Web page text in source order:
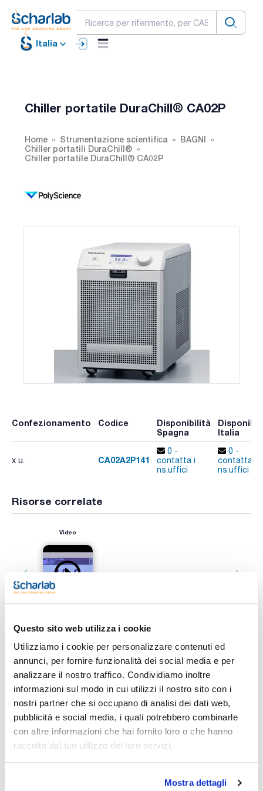
Questo sito web utilizza i cookie
Utilizziamo i cookie per personalizzare contenuti ed
annunci, per fornire funzionalità dei social media e per
analizzare il nostro traffico. Condividiamo inoltre
informazioni sul modo in cui utilizzi il nostro sito con i
nostri partner che si occupano di analisi dei dati web,
pubblicità e social media, i quali potrebbero combinarle
con altre informazioni che hai fornito loro o che hanno
raccolto dal tuo utilizzo dei loro servizi.
Mostra dettagli
Italia
Chiller portatile DuraChill® CA02P
Home Strumentazione scientifica
BAGNI
Chiller portatili DuraChill®
Chiller portatile DuraChill® CA02P
Confezionamento Codice
Disponibilità
Spagna
Italia
x u. CA02A2P141
0 -
contatta i
ns.uffici
0 -
contatta i
ns.uffici
Risorse correlate
Video
Stampa pagina prodotto
Caratteristiche
Modello : CA02P
Range di temperatura (ºC) : da -10 a +70
Stabilità di temperatura (ºC) : ±0,1
Potenza frigorifica a 0 °C (kW) : 0,3
Potenza frigorifica a 10 °C (kW) : 0,5
Potenza frigorifica a 20 °C (kW) : 0,7
Pressione pompa (Psi/kPa) : 20-83 / 138-572
Portata massima (L/min) : 7,6
Peso (kg) : 76,7
Vedi di più